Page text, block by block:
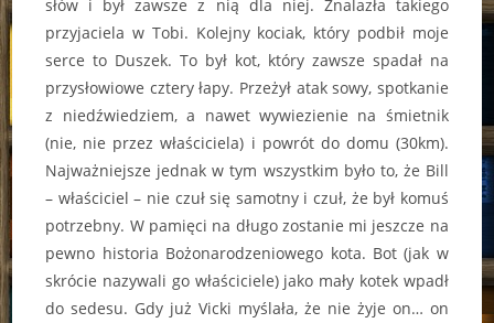
słów i był zawsze z nią dla niej. Znalazła takiego
przyjaciela w Tobi. Kolejny kociak, który podbił moje
serce to Duszek. To był kot, który zawsze spadał na
przysłowiowe cztery łapy. Przeżył atak sowy, spotkanie
z niedźwiedziem, a nawet wywiezienie na śmietnik
(nie, nie przez właściciela) i powrót do domu (30km).
Najważniejsze jednak w tym wszystkim było to, że Bill
– właściciel – nie czuł się samotny i czuł, że był komuś
potrzebny. W pamięci na długo zostanie mi jeszcze na
pewno historia Bożonarodzeniowego kota. Bot (jak w
skrócie nazywali go właściciele) jako mały kotek wpadł
do sedesu. Gdy już Vicki myślała, że nie żyje on… on